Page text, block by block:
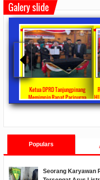
Galery slide
Ketua DPRD Tanjungpinang
Memimpin Rapat Paripurna
Pengesahan Ranperda Perubahan
2022/09/240 Comments
Populars
Seorang Karyawan